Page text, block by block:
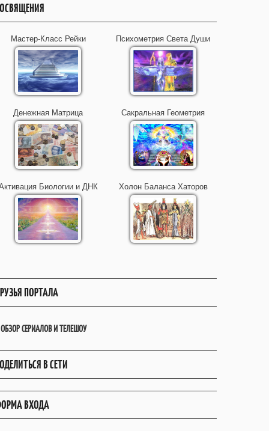
Мастер-Класс Рейки Психометрия Света Души
Денежная Матрица Сакральная Геометрия
Биологии и ДНК Холон Баланса Хаторов
ПОРТАЛА
ОБЗОР СЕРИАЛОВ И ТЕЛЕШОУ
В СЕТИ
ВХОДА